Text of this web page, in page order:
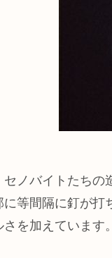
ノバイトたちの
等間隔に釘が
を加えています。